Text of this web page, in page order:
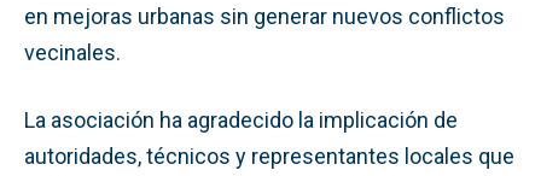
en mejoras urbanas sin generar nuevos conflictos
vecinales.
La asociación ha agradecido la implicación de
autoridades, técnicos y representantes locales que